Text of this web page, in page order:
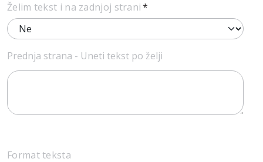
Želim tekst i na zadnjoj strani
Prednja strana - Uneti tekst po želji
Format teksta